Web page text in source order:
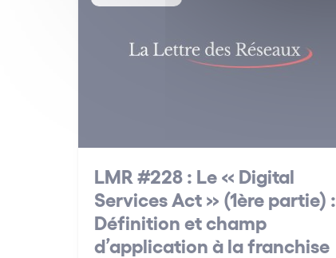
LMR #228 : Le « Digital
Services Act » (1ère partie) :
Définition et champ
d’application à la franchise